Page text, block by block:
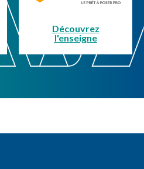
Découvrez
l'enseigne